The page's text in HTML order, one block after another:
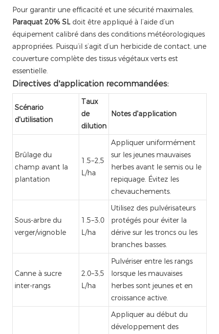
Pour garantir une efficacité et une sécurité maximales,
Paraquat 20% SL doit être appliqué à l’aide d’un
équipement calibré dans des conditions météorologiques
appropriées. Puisqu’il s’agit d’un herbicide de contact, une
couverture complète des tissus végétaux verts est
essentielle.
Directives d'application recommandées:
Scénario
d'utilisation
Taux
de
dilution
Notes d'application
Brûlage du
champ avant la
plantation
1.5–2,5
L/ha
Appliquer uniformément
sur les jeunes mauvaises
herbes avant le semis ou le
repiquage. Évitez les
chevauchements.
Sous-arbre du
verger/vignoble
1.5–3,0
L/ha
Utilisez des pulvérisateurs
protégés pour éviter la
dérive sur les troncs ou les
branches basses.
Canne à sucre
inter-rangs
2.0–3,5
L/ha
Pulvériser entre les rangs
lorsque les mauvaises
herbes sont jeunes et en
croissance active.
Appliquer au début du
développement des